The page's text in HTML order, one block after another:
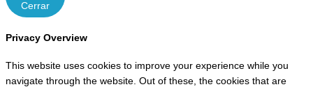
Cerrar
Privacy Overview
This website uses cookies to improve your experience while you
navigate through the website. Out of these, the cookies that are